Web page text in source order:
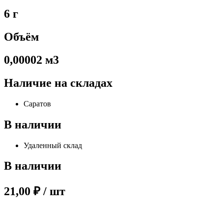
6 г
Объём
0,00002 м3
Наличие на складах
Саратов
В наличии
Удаленный склад
В наличии
21,00 ₽ / шт